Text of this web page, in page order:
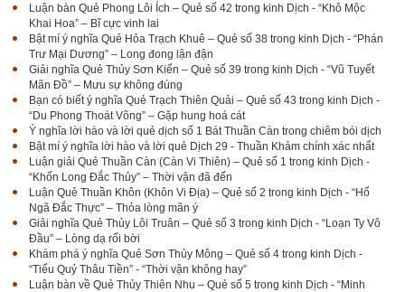
Luận bàn Quẻ Phong Lôi Ích – Quẻ số 42 trong kinh Dịch - “Khô Mộc
Khai Hoa” – Bĩ cực vinh lai
Bật mí ý nghĩa Quẻ Hỏa Trạch Khuê – Quẻ số 38 trong kinh Dịch - “Phán
Trư Mại Dương” – Long đong lận đận
Giải nghĩa Quẻ Thủy Sơn Kiển – Quẻ số 39 trong kinh Dịch - “Vũ Tuyết
Mãn Đồ” – Mưu sự không đúng
Bạn có biết ý nghĩa Quẻ Trạch Thiên Quải – Quẻ số 43 trong kinh Dịch -
“Du Phong Thoát Võng” – Gặp hung hoá cát
Ý nghĩa lời hào và lời quẻ dịch số 1 Bát Thuần Càn trong chiêm bói dịch
Bật mí ý nghĩa lời hào và lời quẻ Dịch 29 - Thuần Khảm chính xác nhất
Luận giải Quẻ Thuần Càn (Càn Vi Thiên) – Quẻ số 1 trong kinh Dịch -
“Khốn Long Đắc Thủy” – Thời vận đã đến
Luận Quẻ Thuần Khôn (Khôn Vi Địa) – Quẻ số 2 trong kinh Dịch - “Hổ
Ngã Đắc Thực” – Thỏa lòng mãn ý
Giải nghĩa Quẻ Thủy Lôi Truân – Quẻ số 3 trong kinh Dịch - “Loạn Ty Vô
Đầu” – Lòng dạ rối bời
Khám phá ý nghĩa Quẻ Sơn Thủy Mông – Quẻ số 4 trong kinh Dịch -
“Tiểu Quỷ Thâu Tiền” - “Thời vận không hay”
Luận bàn về Quẻ Thủy Thiên Nhu – Quẻ số 5 trong kinh Dịch - “Minh